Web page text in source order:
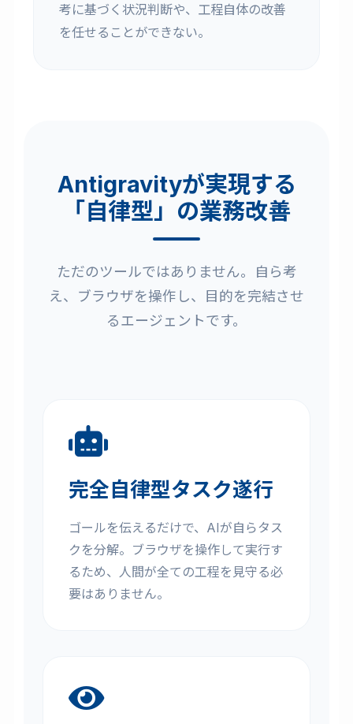
考に基づく状況判断や、工程自体の改善
を任せることができない。
Antigravityが実現する
「自律型」の業務改善
ただのツールではありません。自ら考
え、ブラウザを操作し、目的を完結させ
るエージェントです。
完全自律型タスク遂行
ゴールを伝えるだけで、AIが自らタス
クを分解。ブラウザを操作して実行す
るため、人間が全ての工程を見守る必
要はありません。